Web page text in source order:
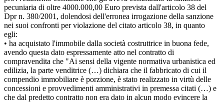
pecuniaria di oltre 4000.000,00 Euro prevista dall'articolo 38 del
Dpr n. 380/2001, dolendosi dell'erronea irrogazione della sanzione
nei suoi confronti per violazione del citato articolo 38, in quanto
egli:
• ha acquistato l'immobile dalla società costruttrice in buona fede,
avendo questa dato espressamente atto nel contratto di
compravendita che "Ai sensi della vigente normativa urbanistica ed
edilizia, la parte venditrice (…) dichiara che il fabbricato di cui il
compendio immobiliare è porzione, è stato realizzato in virtù delle
concessioni e provvedimenti amministrativi in premessa citati (…) e
che dal predetto contratto non era dato in alcun modo evincere la